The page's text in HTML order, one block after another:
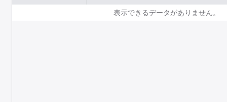
表示できるデータがありません。